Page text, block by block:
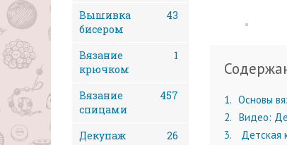
1
Основы
2
Видео:
3
Детская
Вышивка
бисером
43
Вязание
крючком
1
Вязание
спицами
457
Декупаж
26